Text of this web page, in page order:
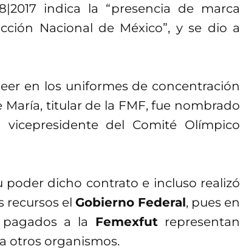
indica la “presencia de marca
Nacional de México”, y se dio a
en los uniformes de concentración
titular de la FMF, fue nombrado
del Comité Olímpico
dicho contrato e incluso realizó
recursos el Gobierno Federal, pues en
a la Femexfut representan
otros organismos.